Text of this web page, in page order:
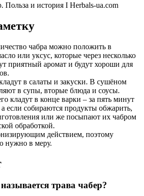
Польза и история I Herbals-ua.com
чабра можно положить в
или уксус, которые через несколько
приятный аромат и будут хороши для
в салаты и закуски. В сушёном
в супы, вторые блюда и соусы.
кладут в конце варки – за пять минут
а если собираются продукты обжарить,
или же посыпают их чабром
обработкой.
действием, поэтому
нужно в меру.
трава чабер?